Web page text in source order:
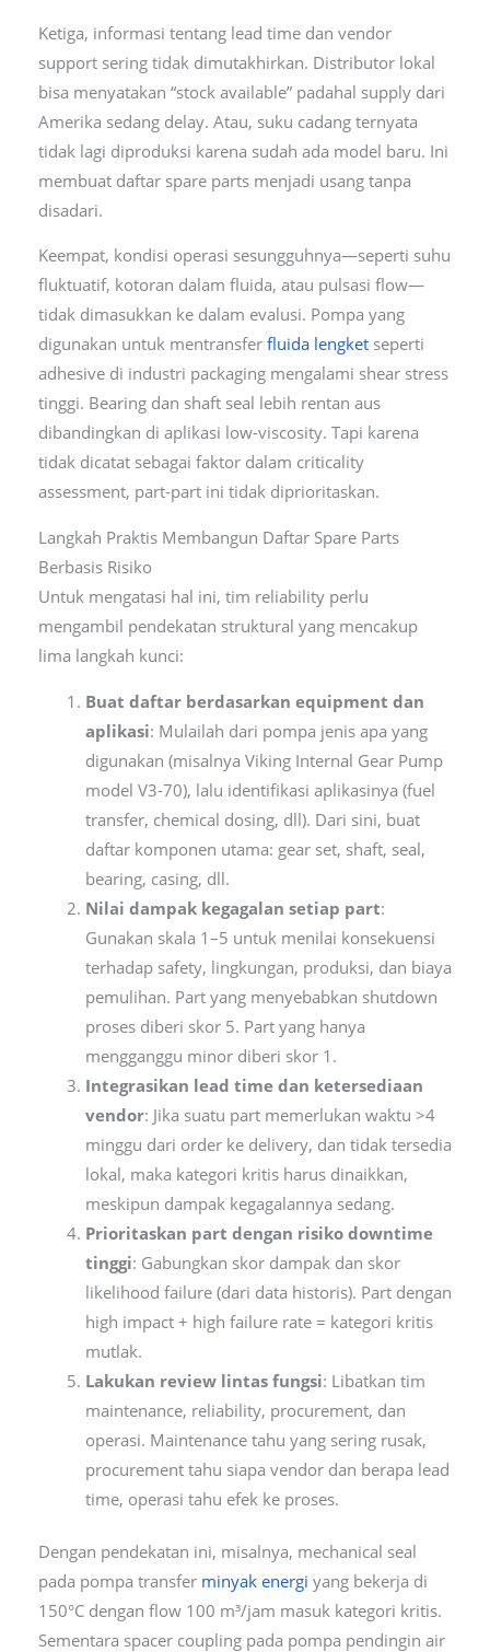
Ketiga, informasi tentang lead time dan vendor
support sering tidak dimutakhirkan. Distributor lokal
bisa menyatakan “stock available” padahal supply dari
Amerika sedang delay. Atau, suku cadang ternyata
tidak lagi diproduksi karena sudah ada model baru. Ini
membuat daftar spare parts menjadi usang tanpa
disadari.
Keempat, kondisi operasi sesungguhnya—seperti suhu
fluktuatif, kotoran dalam fluida, atau pulsasi flow—
tidak dimasukkan ke dalam evalusi. Pompa yang
digunakan untuk mentransfer fluida lengketseperti
adhesive di industri packaging mengalami shear stress
tinggi. Bearing dan shaft seal lebih rentan aus
dibandingkan di aplikasi low-viscosity. Tapi karena
tidak dicatat sebagai faktor dalam criticality
assessment, part-part ini tidak diprioritaskan.
Langkah Praktis Membangun Daftar Spare Parts
Berbasis Risiko
Untuk mengatasi hal ini, tim reliability perlu
mengambil pendekatan struktural yang mencakup
lima langkah kunci:
Buat daftar berdasarkan equipment dan
aplikasi: Mulailah dari pompa jenis apa yang
digunakan (misalnya Viking Internal Gear Pump
model V3-70), lalu identifikasi aplikasinya (fuel
transfer, chemical dosing, dll). Dari sini, buat
daftar komponen utama: gear set, shaft, seal,
bearing, casing, dll.
Nilai dampak kegagalan setiap part:
Gunakan skala 1–5 untuk menilai konsekuensi
terhadap safety, lingkungan, produksi, dan biaya
pemulihan. Part yang menyebabkan shutdown
proses diberi skor 5. Part yang hanya
mengganggu minor diberi skor 1.
Integrasikan lead time dan ketersediaan
vendor: Jika suatu part memerlukan waktu >4
minggu dari order ke delivery, dan tidak tersedia
lokal, maka kategori kritis harus dinaikkan,
meskipun dampak kegagalannya sedang.
Prioritaskan part dengan risiko downtime
tinggi: Gabungkan skor dampak dan skor
likelihood failure (dari data historis). Part dengan
high impact + high failure rate = kategori kritis
mutlak.
Lakukan review lintas fungsi: Libatkan tim
maintenance, reliability, procurement, dan
operasi. Maintenance tahu yang sering rusak,
procurement tahu siapa vendor dan berapa lead
time, operasi tahu efek ke proses.
Dengan pendekatan ini, misalnya, mechanical seal
pada pompa transfer minyak energi yang bekerja di
150°C dengan flow 100 m³/jam masuk kategori kritis.
Sementara spacer coupling pada pompa pendingin air